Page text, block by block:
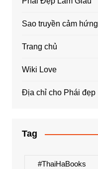
Sao truyền cảm hứng
Trang chủ
Wiki Love
Địa chỉ cho Phái đẹp
Tag
#ThaiHaBooks